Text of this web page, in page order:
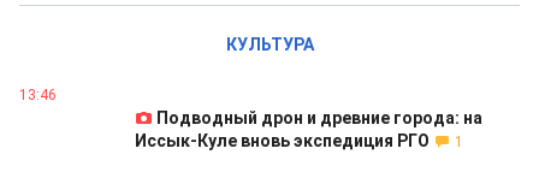
КУЛЬТУРА
13:46
Подводный дрон и древние города: на
Иссык-Куле вновь экспедиция РГО
1